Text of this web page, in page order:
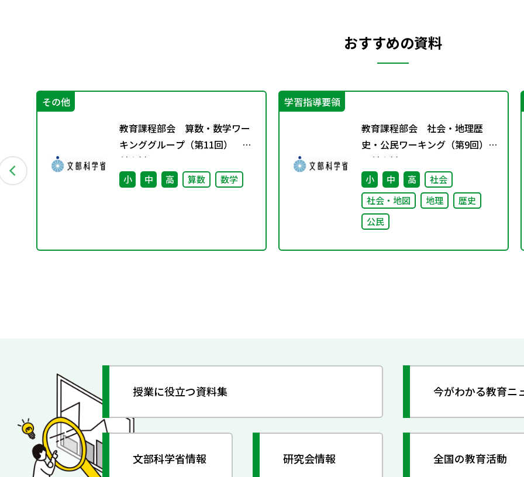
おすすめの資料
その他
教育課程部会 算数・数学ワー
キンググループ（第11回） 配
付資料
小 中 高 算数 数学
学習指導要領
教育課程部会 社会・地理歴
史・公民ワーキング（第9回）
配付資料
小 中 高
社会
社会・地図
地理
歴史
公民
授業に役立つ資料集 今がわかる教育ニ
文部科学省情報 研究会情報 全国の教育活動